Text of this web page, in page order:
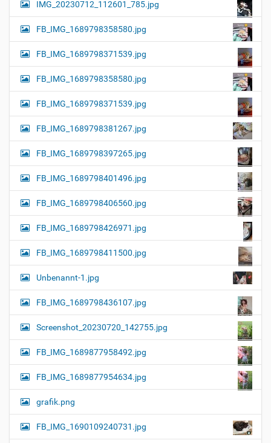
IMG_20230712_112601_785.jpg
FB_IMG_1689798358580.jpg
FB_IMG_1689798371539.jpg
FB_IMG_1689798358580.jpg
FB_IMG_1689798371539.jpg
FB_IMG_1689798381267.jpg
FB_IMG_1689798397265.jpg
FB_IMG_1689798401496.jpg
FB_IMG_1689798406560.jpg
FB_IMG_1689798426971.jpg
FB_IMG_1689798411500.jpg
Unbenannt-1.jpg
FB_IMG_1689798436107.jpg
Screenshot_20230720_142755.jpg
FB_IMG_1689877958492.jpg
FB_IMG_1689877954634.jpg
grafik.png
FB_IMG_1690109240731.jpg